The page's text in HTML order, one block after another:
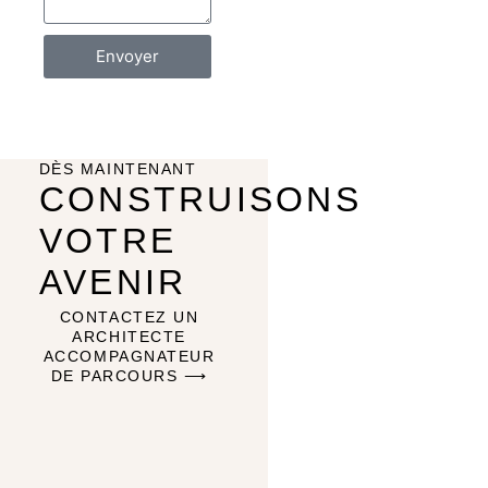
Envoyer
DÈS MAINTENANT
CONSTRUISONS
VOTRE
AVENIR
CONTACTEZ UN
ARCHITECTE
ACCOMPAGNATEUR
DE PARCOURS ⟶